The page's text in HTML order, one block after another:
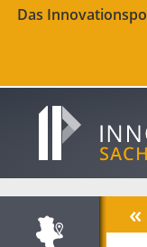
Das
«